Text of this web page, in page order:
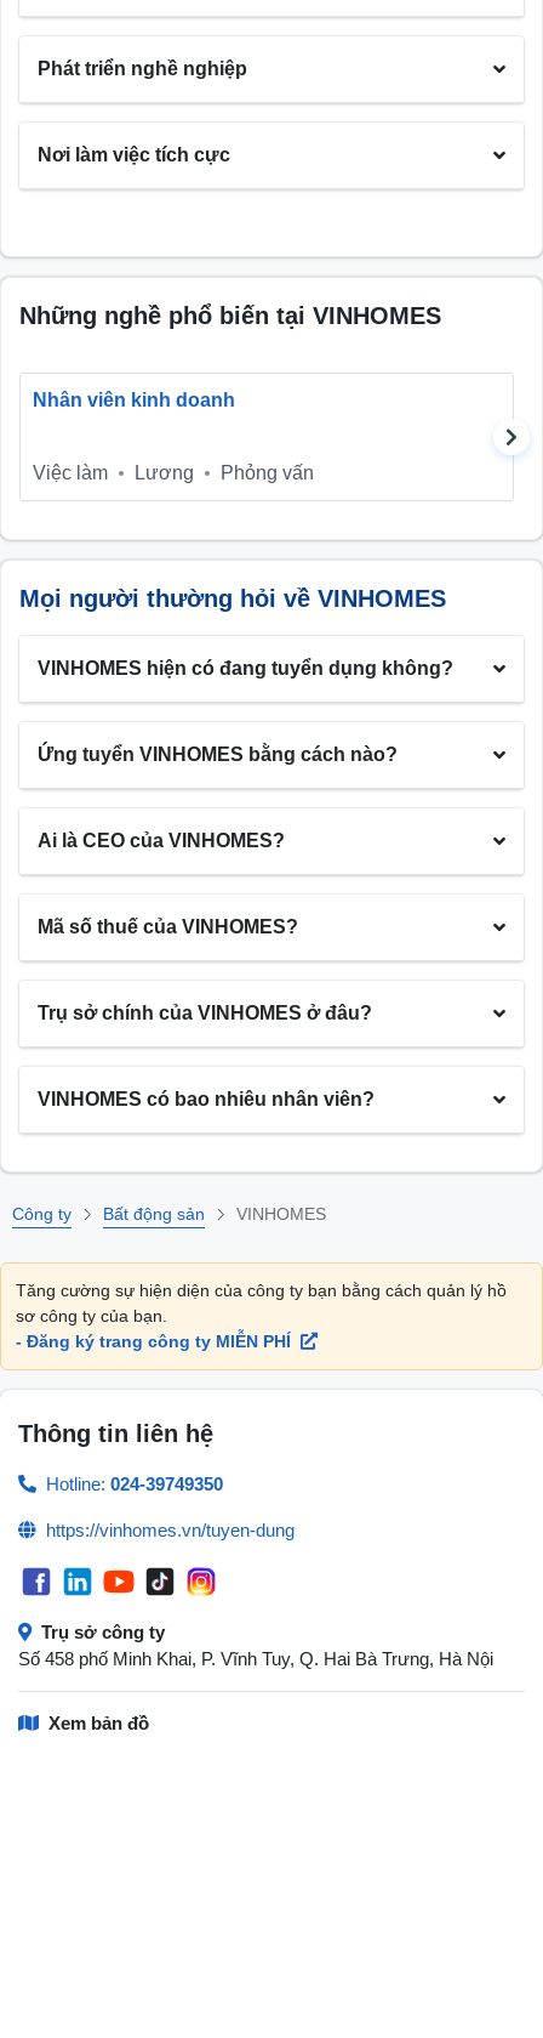
Phát triển nghề nghiệp
Nơi làm việc tích cực
Những nghề phổ biến tại VINHOMES
Nhân viên kinh doanh
Việc làm Lương Phỏng vấn
Mọi người thường hỏi về VINHOMES
VINHOMES hiện có đang tuyển dụng không?
Ứng tuyển VINHOMES bằng cách nào?
Ai là CEO của VINHOMES?
Mã số thuế của VINHOMES?
Trụ sở chính của VINHOMES ở đâu?
VINHOMES có bao nhiêu nhân viên?
Công ty Bất động sản VINHOMES
Tăng cường sự hiện diện của công ty bạn bằng cách quản lý hồ
sơ công ty của bạn.
- Đăng ký trang công ty MIỄN PHÍ
Thông tin liên hệ
Hotline: 024-39749350
https://vinhomes.vn/tuyen-dung
Trụ sở công ty
Số 458 phố Minh Khai, P. Vĩnh Tuy, Q. Hai Bà Trưng, Hà Nội
Xem bản đồ